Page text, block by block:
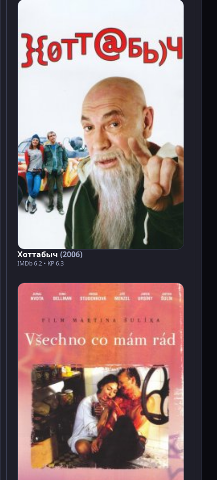
Хоттабыч (2006)
IMDb 6.2 • KP 6.3